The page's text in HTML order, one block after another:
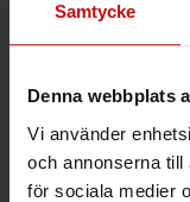
Samtycke
Denna webbplats
Vi använder
och annonserna till
för sociala medier